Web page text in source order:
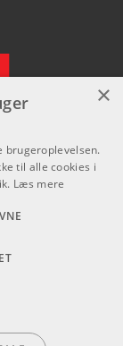
×
brugeroplevelsen.
til alle cookies i
Læs mere